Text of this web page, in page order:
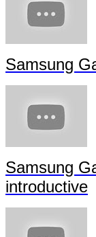
Samsung
Samsung
introductive